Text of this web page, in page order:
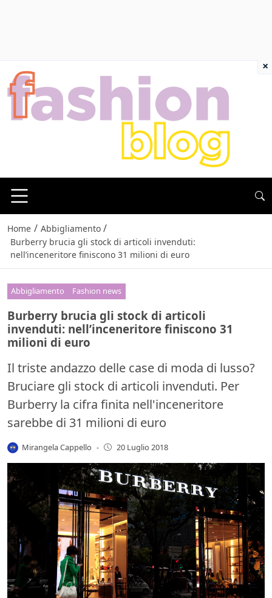
Home / Abbigliamento /
Burberry brucia gli stock di articoli invenduti:
nell’inceneritore finiscono 31 milioni di euro
Abbigliamento Fashion news
Burberry brucia gli stock di articoli
invenduti: nell’inceneritore finiscono 31
milioni di euro
Il triste andazzo delle case di moda di lusso?
Bruciare gli stock di articoli invenduti. Per
Burberry la cifra finita nell'inceneritore
sarebbe di 31 milioni di euro
Mirangela Cappello - 20 Luglio 2018
×